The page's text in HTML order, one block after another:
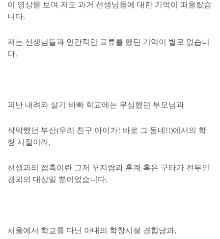
이 영상을 보며 저도 과거 선생님들에 대한 기억이 떠올랐습
니다.
저는 선생님들과 인간적인 교류를 했던 기억이 별로 없습니
다.
피난 내려와 살기 바빠 학교에는 무심했던 부모님과
삭막했던 부산(우리 친구 아이가! 바로 그 동네!!)에서의 학
창 시절이라,
선생과의 접촉이란 그저 꾸지람과 훈계 혹은 구타가 전부인
경외의 대상일 뿐이었습니다.
서울에서 학교를 다닌 아내의 학창시절 경험담과,